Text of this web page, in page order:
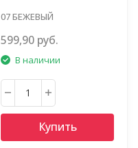
07 БЕЖЕВЫЙ
599,90 руб.
В наличии
Купить